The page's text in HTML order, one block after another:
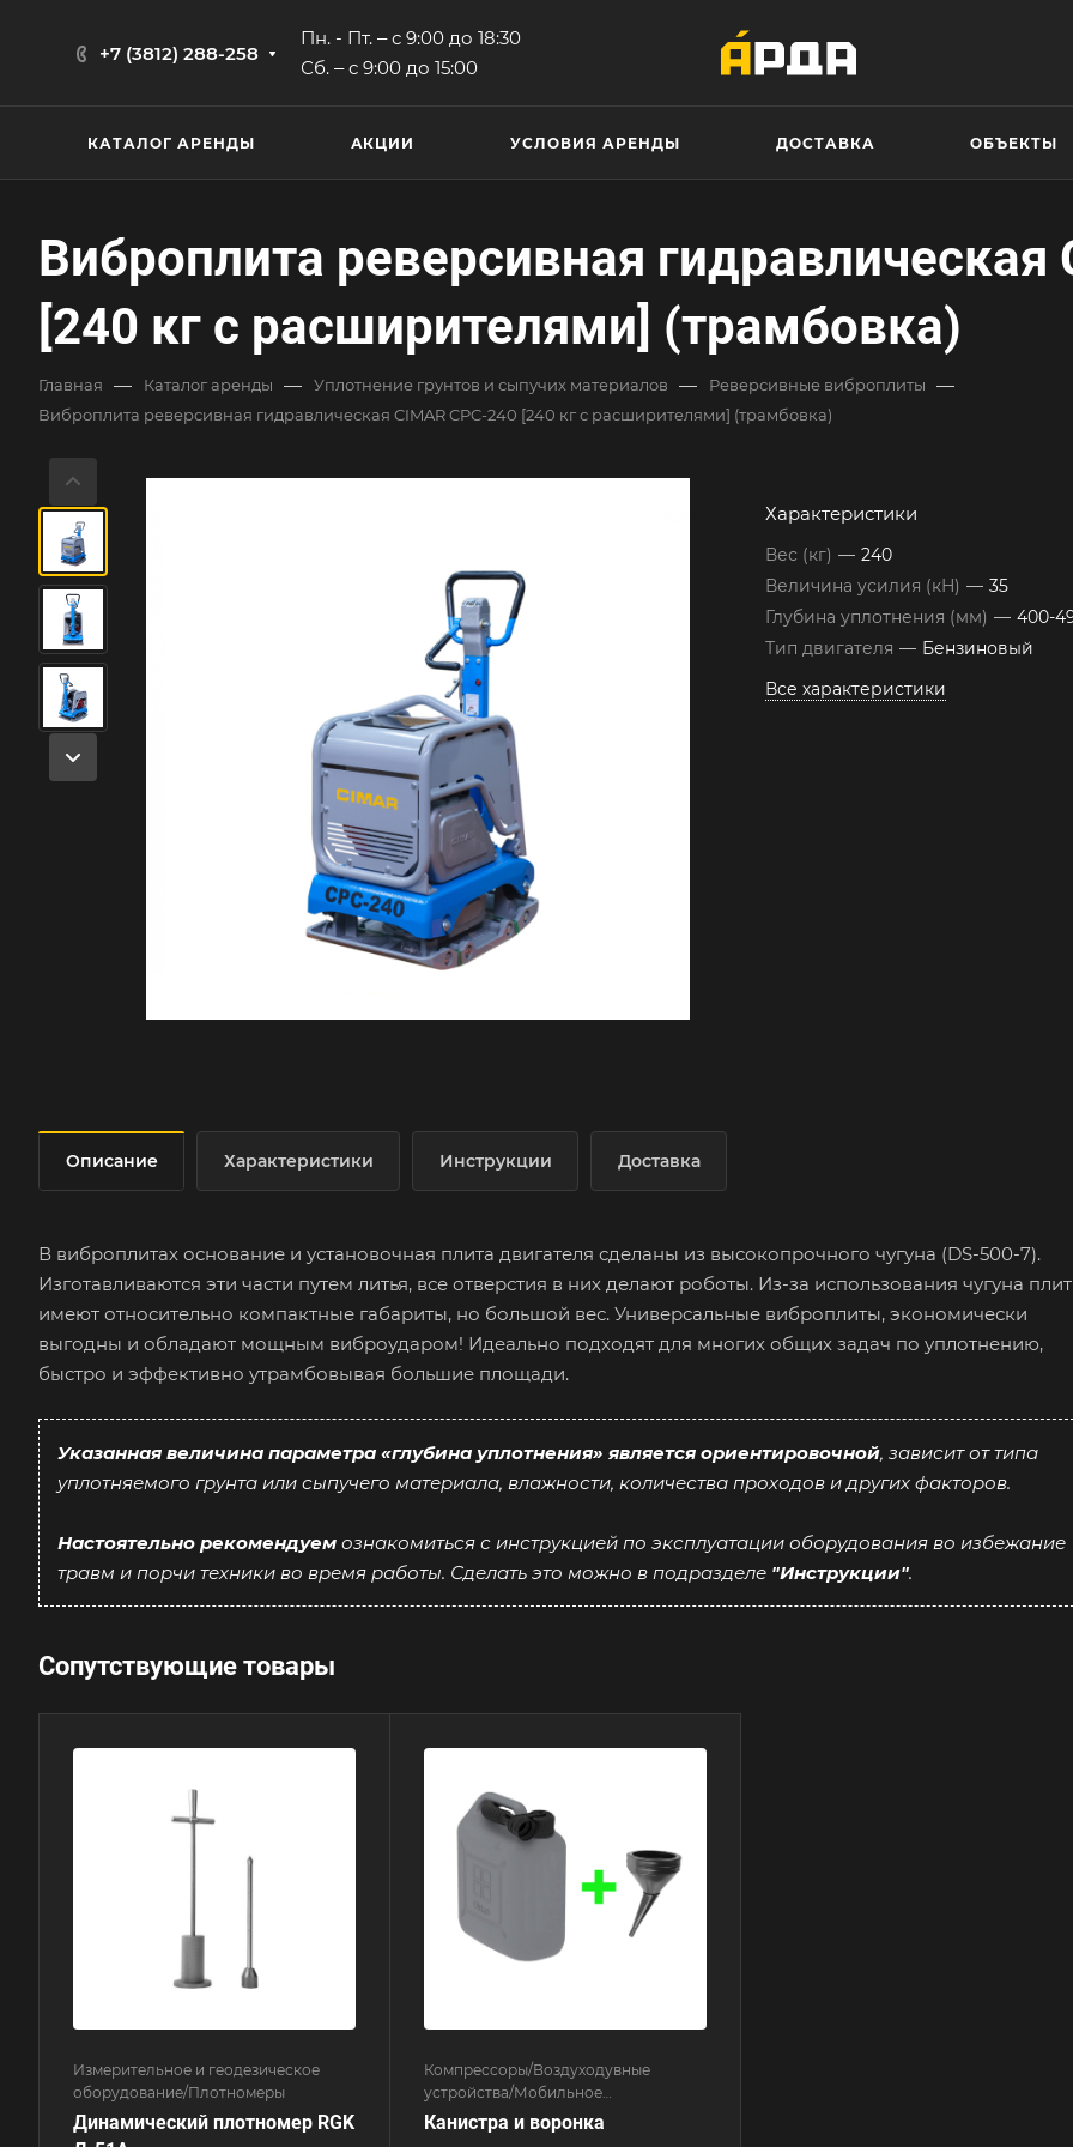
+7 (3812) 288-258
Пн. - Пт. ‒ с 9:00 до 18:30
Сб. ‒ с 9:00 до 15:00
КАТАЛОГ АРЕНДЫ АКЦИИ УСЛОВИЯ АРЕНДЫ ДОСТАВКА ОБЪЕКТЫ
Виброплита реверсивная гидравлическая
[240 кг с расширителями] (трамбовка)
Главная — Каталог аренды — Уплотнение грунтов и сыпучих материалов — Реверсивные виброплиты —
Виброплита реверсивная гидравлическая CIMAR CPC-240 [240 кг с расширителями] (трамбовка)
Характеристики
Вес (кг) — 240
Величина усилия (кН) — 35
Глубина уплотнения (мм) — 400-
Тип двигателя — Бензиновый
Все характеристики
Описание Характеристики Инструкции Доставка
В виброплитах основание и установочная плита двигателя сделаны из высокопрочного чугуна (DS-500-7).
Изготавливаются эти части путем литья, все отверстия в них делают роботы. Из-за использования чугуна
имеют относительно компактные габариты, но большой вес. Универсальные виброплиты, экономически
выгодны и обладают мощным виброударом! Идеально подходят для многих общих задач по уплотнению,
быстро и эффективно утрамбовывая большие площади.
Указанная величина параметра «глубина уплотнения» является ориентировочной, зависит от типа
уплотняемого грунта или сыпучего материала, влажности, количества проходов и других факторов.
Настоятельно рекомендуем ознакомиться с инструкцией по эксплуатации оборудования во избежание
травм и порчи техники во время работы. Сделать это можно в подразделе "Инструкции".
Сопутствующие товары
Измерительное и геодезическое
оборудование/Плотномеры
Динамический плотномер RGK
Компрессоры/Воздуходувные
устройства/Мобильное
электроснабжение/Генераторы
электрического тока/
Канистра и воронка